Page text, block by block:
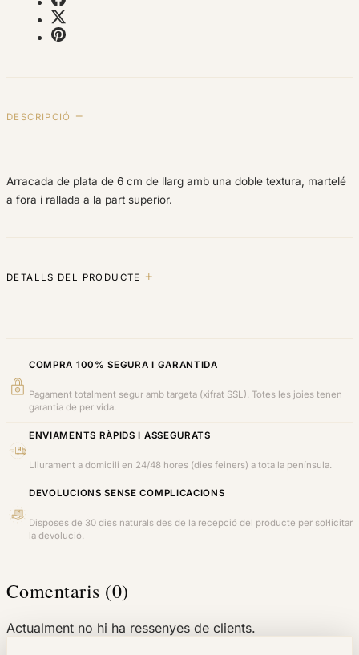
DESCRIPCIÓ
Arracada de plata de 6 cm de llarg amb una doble textura, martelé
a fora i rallada a la part superior.
DETALLS DEL PRODUCTE
COMPRA 100% SEGURA I GARANTIDA
Pagament totalment segur amb targeta (xifrat SSL). Totes les joies tenen
garantia de per vida.
ENVIAMENTS RÀPIDS I ASSEGURATS
Lliurament a domicili en 24/48 hores (dies feiners) a tota la península.
DEVOLUCIONS SENSE COMPLICACIONS
Disposes de 30 dies naturals des de la recepció del producte per sol·licitar
la devolució.
Comentaris (0)
Actualment no hi ha ressenyes de clients.